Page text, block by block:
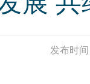
发布时